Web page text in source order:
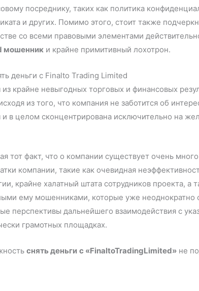
посреднику, таких как политика
и других. Помимо этого, стоит также
со всеми правовыми элементами
мошенник и крайне примитивный лохотрон.
деньги с Finalto Trading Limited
из крайне невыгодных торговых и финансовых
из того, что компания не заботится об
и в целом сконцентрирована исключительно на
тот факт, что о компании существует очень
компании, такие как очевидная
крайне халатный штата сотрудников проекта,
ему мошенниками, которые уже неоднократно
перспективы дальнейшего взаимодействия с
грамотных площадках.
снять деньги с «FinaltoTradingLimited» не